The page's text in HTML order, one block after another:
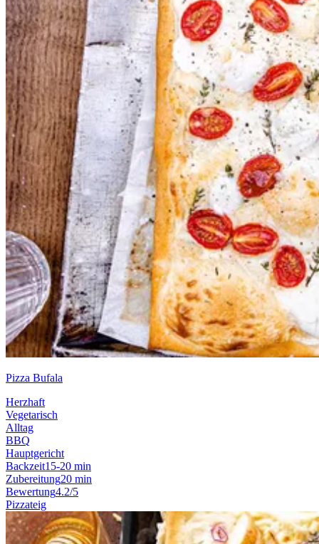
Pizza Bufala
Herzhaft
Vegetarisch
Alltag
BBQ
Hauptgericht
Backzeit15-20 min
Zubereitung20 min
Bewertung4.2/5
Pizzateig